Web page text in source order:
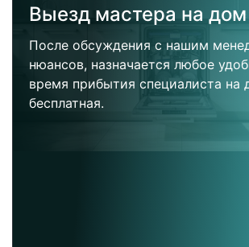
Выезд мастера на дом
После обсуждения с нашим
нюансов, назначается любое
время прибытия специалиста на
бесплатная.